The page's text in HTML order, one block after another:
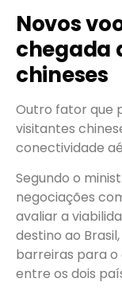
Novos
chegada
chineses
Outro fator que
visitantes
conectividade
Segundo o
negociações
avaliar a
destino ao
barreiras para
entre os dois